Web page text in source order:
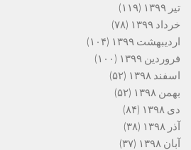
تیر ۱۳۹۹
(۱۱۹)
خرداد ۱۳۹۹
(۷۸)
اردیبهشت ۱۳۹۹
(۱۰۴)
فروردین ۱۳۹۹
(۱۰۰)
اسفند ۱۳۹۸
(۵۲)
بهمن ۱۳۹۸
(۵۲)
دی ۱۳۹۸
(۸۴)
آذر ۱۳۹۸
(۳۸)
آبان ۱۳۹۸
(۳۷)